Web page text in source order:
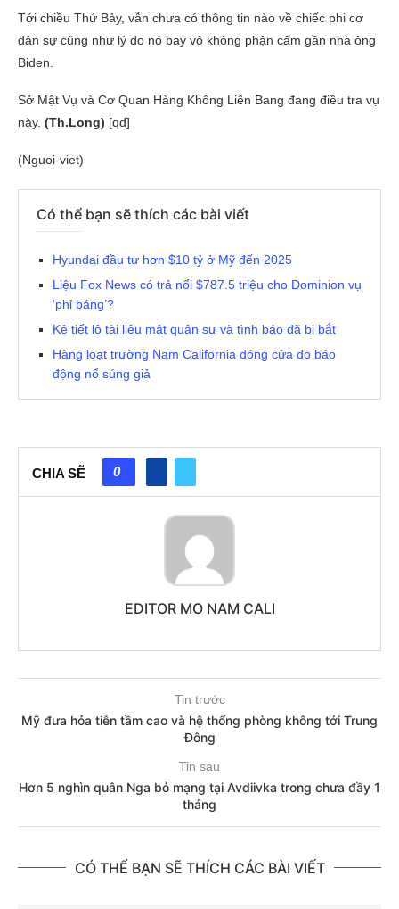
Tới chiều Thứ Bảy, vẫn chưa có thông tin nào về chiếc phi cơ
dân sự cũng như lý do nó bay vô không phận cấm gần nhà ông
Biden.
Sở Mật Vụ và Cơ Quan Hàng Không Liên Bang đang điều tra vụ
này. (Th.Long) [qd]
(Nguoi-viet)
Có thể bạn sẽ thích các bài viết
Hyundai đầu tư hơn $10 tỷ ở Mỹ đến 2025
Liệu Fox News có trả nổi $787.5 triệu cho Dominion vụ
‘phỉ báng’?
Kẻ tiết lộ tài liệu mật quân sự và tình báo đã bị bắt
Hàng loạt trường Nam California đóng cửa do báo
động nổ súng giả
CHIA SẼ 0
EDITOR MO NAM CALI
Tin trước
Mỹ đưa hỏa tiễn tầm cao và hệ thống phòng không tới Trung
Đông
Tin sau
Hơn 5 nghìn quân Nga bỏ mạng tại Avdiivka trong chưa đầy 1
tháng
CÓ THỂ BẠN SẼ THÍCH CÁC BÀI VIẾT